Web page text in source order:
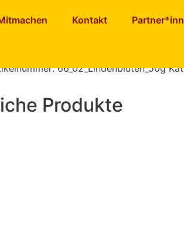
Kontakt
66_02_Lindenblüten_50g
Produkte